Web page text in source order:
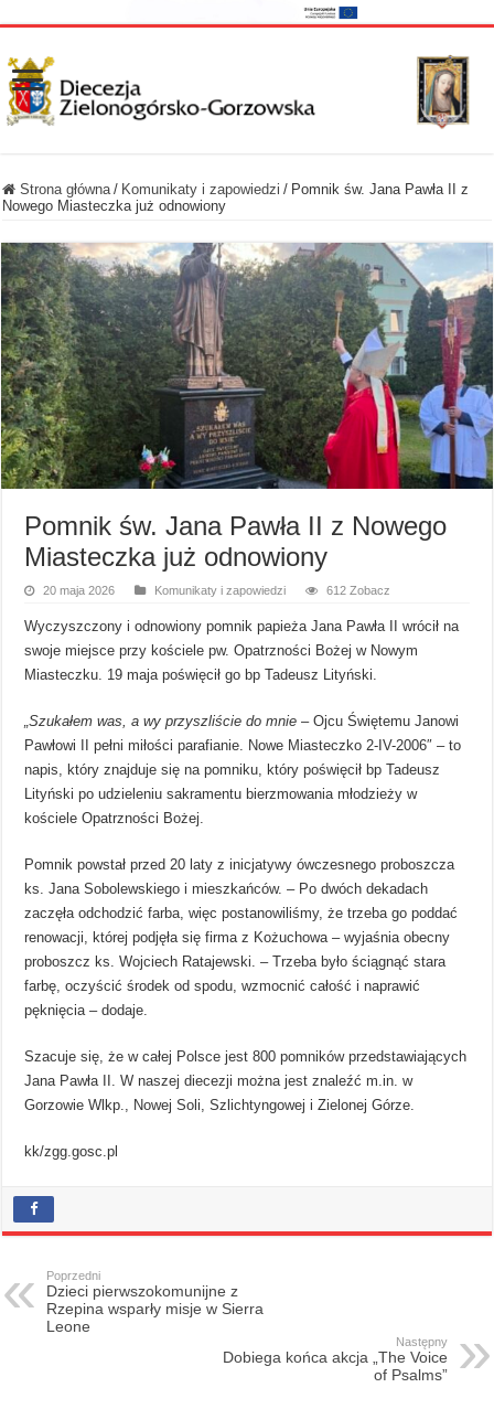
Strona główna / Komunikaty i zapowiedzi / Pomnik św. Jana Pawła II z
Nowego Miasteczka już odnowiony
Pomnik św. Jana Pawła II z Nowego
Miasteczka już odnowiony
20 maja 2026 Komunikaty i zapowiedzi 612 Zobacz
Wyczyszczony i odnowiony pomnik papieża Jana Pawła II wrócił na
swoje miejsce przy kościele pw. Opatrzności Bożej w Nowym
Miasteczku. 19 maja poświęcił go bp Tadeusz Lityński.
„Szukałem was, a wy przyszliście do mnie – Ojcu Świętemu Janowi
Pawłowi II pełni miłości parafianie. Nowe Miasteczko 2-IV-2006″ – to
napis, który znajduje się na pomniku, który poświęcił bp Tadeusz
Lityński po udzieleniu sakramentu bierzmowania młodzieży w
kościele Opatrzności Bożej.
Pomnik powstał przed 20 laty z inicjatywy ówczesnego proboszcza
ks. Jana Sobolewskiego i mieszkańców. – Po dwóch dekadach
zaczęła odchodzić farba, więc postanowiliśmy, że trzeba go poddać
renowacji, której podjęła się firma z Kożuchowa – wyjaśnia obecny
proboszcz ks. Wojciech Ratajewski. – Trzeba było ściągnąć stara
farbę, oczyścić środek od spodu, wzmocnić całość i naprawić
pęknięcia – dodaje.
Szacuje się, że w całej Polsce jest 800 pomników przedstawiających
Jana Pawła II. W naszej diecezji można jest znaleźć m.in. w
Gorzowie Wlkp., Nowej Soli, Szlichtyngowej i Zielonej Górze.
kk/zgg.gosc.pl
Poprzedni
Dzieci pierwszokomunijne z
Rzepina wsparły misje w Sierra
Leone
Następny
Dobiega końca akcja „The Voice
of Psalms”